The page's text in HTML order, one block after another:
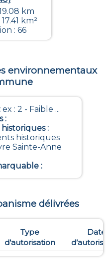
km
km²
: 66
environnementaux
ex : 2 - Faible ...
:
:
historiques
Sainte-Anne
:
délivrées
Type
d’autorisation
Date